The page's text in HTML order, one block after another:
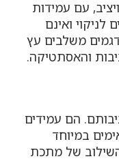
עם עמידות
ואינם
משלבים עץ
והאסתטיקה.
הם עמידים
במיוחד
של מתכת